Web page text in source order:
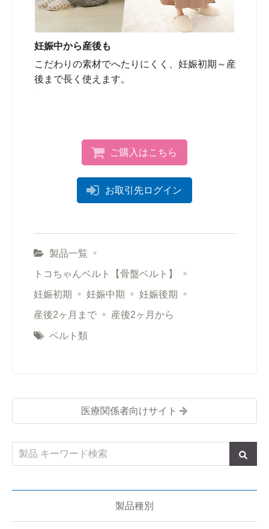
妊娠中から産後も
こだわりの素材でへたりにくく、妊娠初期～産
後まで長く使えます。
ご購入はこちら
お取引先ログイン
製品一覧
トコちゃんベルト【骨盤ベルト】
妊娠初期
妊娠中期
妊娠後期
産後2ヶ月まで
産後2ヶ月から
ベルト類
医療関係者向けサイト
製品種別